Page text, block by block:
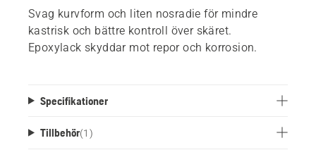
Svag kurvform och liten nosradie för mindre
kastrisk och bättre kontroll över skäret.
Epoxylack skyddar mot repor och korrosion.
Specifikationer
Tillbehör(1 )